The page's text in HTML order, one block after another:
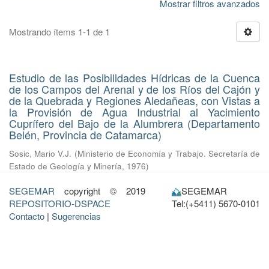
Mostrar filtros avanzados
Mostrando ítems 1-1 de 1
Estudio de las Posibilidades Hídricas de la Cuenca
de los Campos del Arenal y de los Ríos del Cajón y
de la Quebrada y Regiones Aledañeas, con Vistas a
la Provisión de Agua Industrial al Yacimiento
Cuprífero del Bajo de la Alumbrera (Departamento
Belén, Provincia de Catamarca)
Sosic, Mario V.J. (Ministerio de Economía y Trabajo. Secretaría de
Estado de Geología y Minería, 1976)
SEGEMAR copyright © 2019
REPOSITORIO-DSPACE
Contacto | Sugerencias
SEGEMAR
Tel:(+5411) 5670-0101